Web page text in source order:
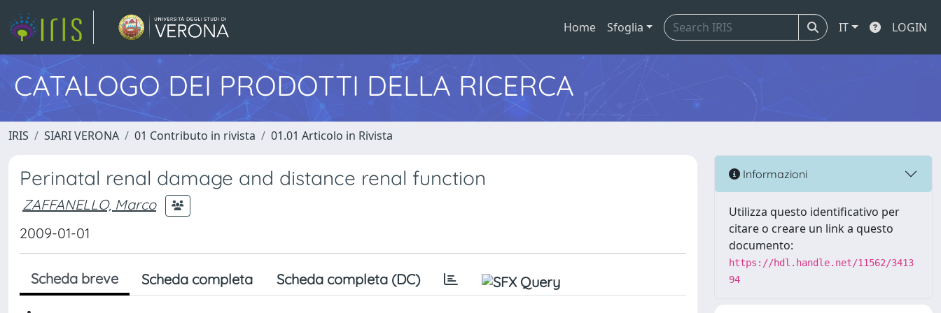
Home Sfoglia IT LOGIN
CATALOGO DEI PRODOTTI DELLA RICERCA
IRIS SIARI VERONA 01 Contributo in rivista 01.01 Articolo in Rivista
Perinatal renal damage and distance renal function
ZAFFANELLO, Marco
2009-01-01
Scheda breve Scheda completa Scheda completa (DC)
Informazioni
Utilizza questo identificativo per
citare o creare un link a questo
documento:
https://hdl.handle.net/11562/3413
94